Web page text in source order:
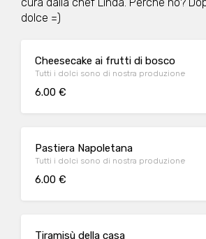
dolce =)
Cheesecake ai frutti di bosco
Tutti i dolci sono di nostra produzione
6.00 €
Pastiera Napoletana
Tutti i dolci sono di nostra produzione
6.00 €
Tiramisù della casa